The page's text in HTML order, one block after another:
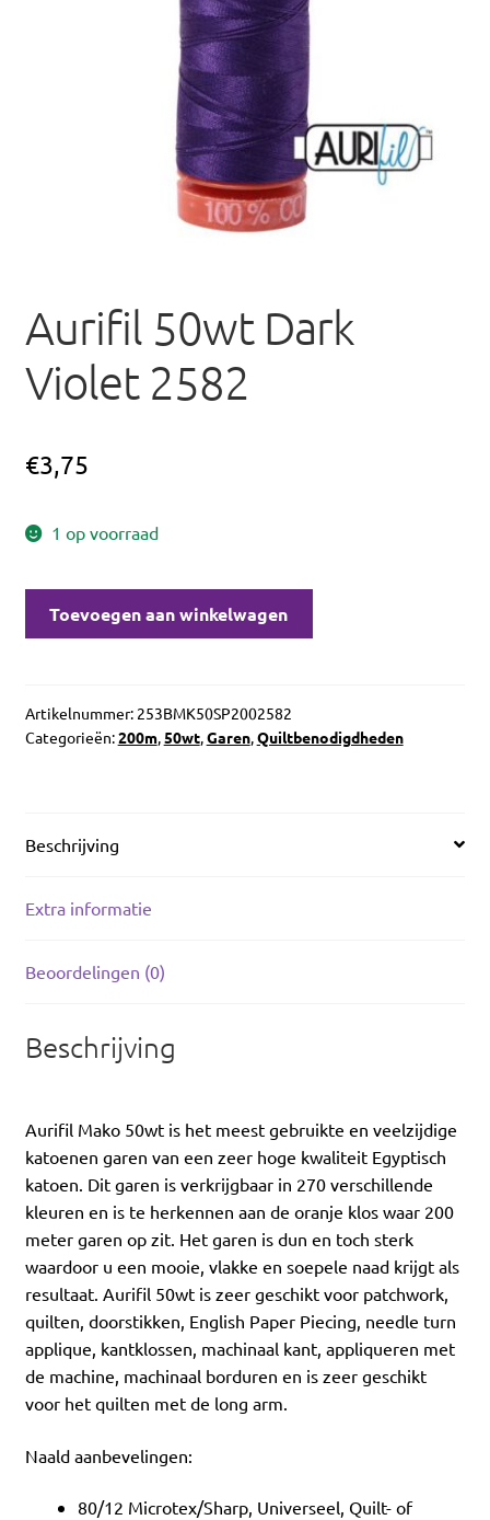
Aurifil 50wt Dark
Violet 2582
€3,75
1 op voorraad
2582
aantal
Toevoegen aan winkelwagen
Artikelnummer: 253BMK50SP2002582
Categorieën:200m,50wt,Garen,Quiltbenodigdheden
Beschrijving
Extra informatie
Beoordelingen (0)
Beschrijving
Aurifil Mako 50wt is het meest gebruikte en veelzijdige
katoenen garen van een zeer hoge kwaliteit Egyptisch
katoen. Dit garen is verkrijgbaar in 270 verschillende
kleuren en is te herkennen aan de oranje klos waar 200
meter garen op zit. Het garen is dun en toch sterk
waardoor u een mooie, vlakke en soepele naad krijgt als
resultaat. Aurifil 50wt is zeer geschikt voor patchwork,
quilten, doorstikken, English Paper Piecing, needle turn
applique, kantklossen, machinaal kant, appliqueren met
de machine, machinaal borduren en is zeer geschikt
voor het quilten met de long arm.
Naald aanbevelingen:
80/12 Microtex/Sharp, Universeel, Quilt- of